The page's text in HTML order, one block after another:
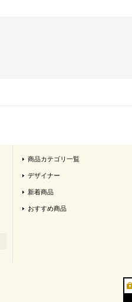
商品カテゴリ一覧
デザイナー
新着商品
おすすめ商品